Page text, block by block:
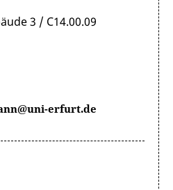
3 / C14.00.09
erfurt.de